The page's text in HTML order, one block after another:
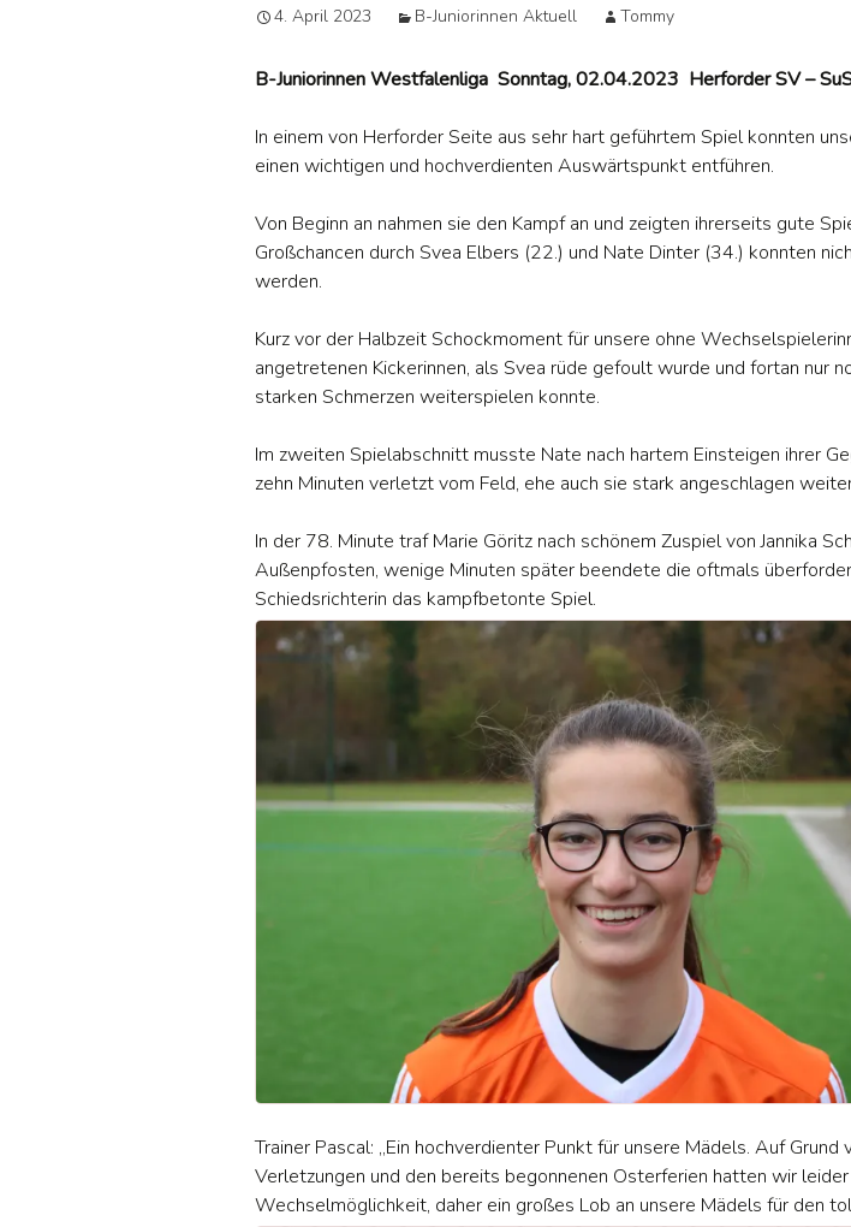
B –
C –
D –
F –
Damen
Damen
B – Juniorinnen
B-
Aktuell
Alte Herren
Alte
Aktuell
4. April 2023 B-Juniorinnen Aktuell Tommy
B-Juniorinnen Westfalenliga Sonntag, 02.04.2023 Herforder SV –
In einem von Herforder Seite aus sehr hart geführtem Spiel konnten
einen wichtigen und hochverdienten Auswärtspunkt entführen.
Von Beginn an nahmen sie den Kampf an und zeigten ihrerseits gute
Großchancen durch Svea Elbers (22.) und Nate Dinter (34.) konnten
werden.
Kurz vor der Halbzeit Schockmoment für unsere ohne
angetretenen Kickerinnen, als Svea rüde gefoult wurde und fortan nur
starken Schmerzen weiterspielen konnte.
Im zweiten Spielabschnitt musste Nate nach hartem Einsteigen ihrer
zehn Minuten verletzt vom Feld, ehe auch sie stark angeschlagen
In der 78. Minute traf Marie Göritz nach schönem Zuspiel von Jannika
Außenpfosten, wenige Minuten später beendete die oftmals
Schiedsrichterin das kampfbetonte Spiel.
Trainer Pascal: „Ein hochverdienter Punkt für unsere Mädels. Auf Grund
Verletzungen und den bereits begonnenen Osterferien hatten wir
Wechselmöglichkeit, daher ein großes Lob an unsere Mädels für den